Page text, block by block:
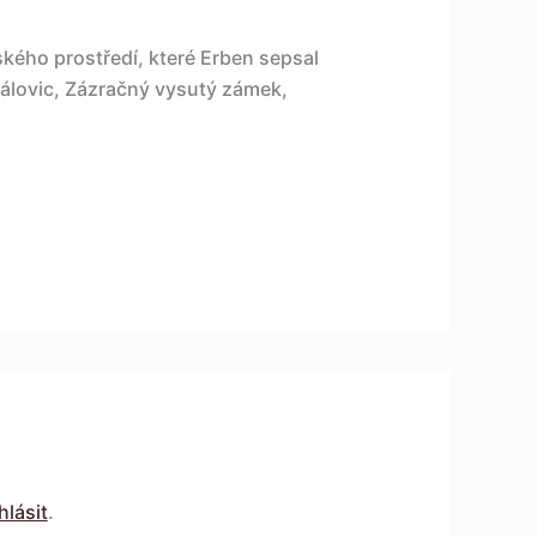
prostředí, které Erben sepsal
Zázračný vysutý zámek,
.